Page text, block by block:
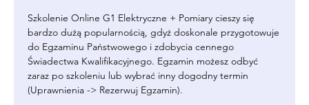
Szkolenie Online G1 Elektryczne + Pomiary cieszy się
bardzo dużą popularnością, gdyż doskonale przygotowuje
do Egzaminu Państwowego i zdobycia cennego
Świadectwa Kwalifikacyjnego. Egzamin możesz odbyć
zaraz po szkoleniu lub wybrać inny dogodny termin
(Uprawnienia -> Rezerwuj Egzamin).